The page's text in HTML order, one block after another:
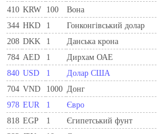
410 KRW 100 Вона
344 HKD 1 Гонконгівський долар
208 DKK 1 Данська крона
784 AED 1 Дирхам ОАЕ
840 USD 1 Долар США
704 VND 1000 Донг
978 EUR 1 Євро
818 EGP 1 Єгипетський фунт